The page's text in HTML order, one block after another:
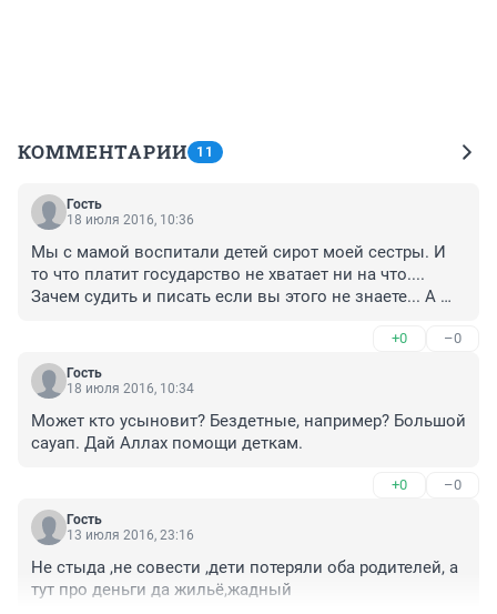
КОММЕНТАРИИ 11
Гость
18 июля 2016, 10:36
Мы с мамой воспитали детей сирот моей сестры. И
то что платит государство не хватает ни на что....
Зачем судить и писать если вы этого не знаете... А
+0 –0
Гость
18 июля 2016, 10:34
Может кто усыновит? Бездетные, например? Большой
сауап. Дай Аллах помощи деткам.
+0 –0
Гость
13 июля 2016, 23:16
Не стыда ,не совести ,дети потеряли оба родителей, а
тут про деньги да жильё,жадный